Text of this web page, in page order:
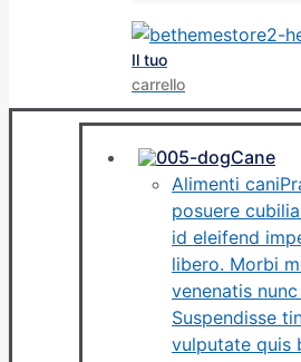
Il tuo
carrello
Cane
Alimenti cani
posuere
id eleifend
libero. Morbi
venenatis
Suspendisse
vulputate quis